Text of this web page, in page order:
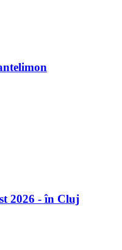
2026 - în Cluj